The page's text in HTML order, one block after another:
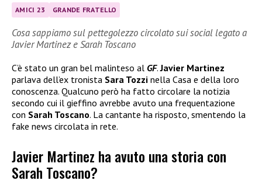
AMICI 23 GRANDE FRATELLO
Cosa sappiamo sul pettegolezzo circolato sui social legato a
Javier Martinez e Sarah Toscano
C’è stato un gran bel malinteso al GF.Javier Martinez
parlava dell’ex tronista Sara Tozzi nella Casa e della loro
conoscenza. Qualcuno però ha fatto circolare la notizia
secondo cui il gieffino avrebbe avuto una frequentazione
con Sarah Toscano. La cantante ha risposto, smentendo la
fake news circolata in rete.
Javier Martinez ha avuto una storia con
Sarah Toscano?